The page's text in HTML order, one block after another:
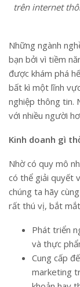
trên internet
Những ngành
bạn bởi vì tiềm
được khám phá
bất kì một lĩnh
nghiệp thông tin.
với nhiều người
Kinh doanh gì
Nhờ có quy mô
có thể giải quyết
chúng ta hãy
rất thú vị, bắt
Phát triển
và thực
Cung cấp
marketing